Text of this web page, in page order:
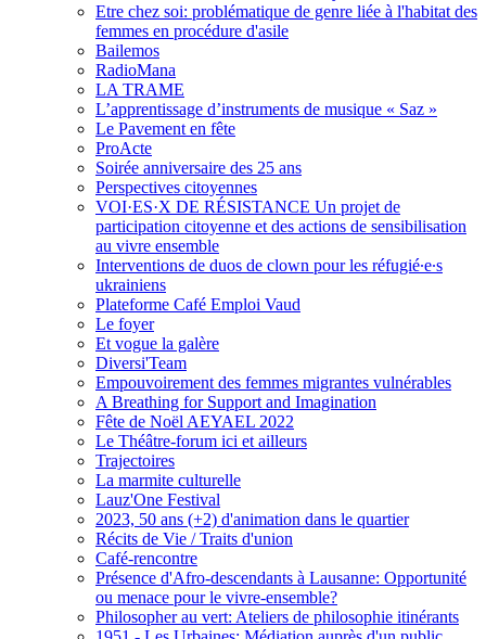
Etre chez soi: problématique de genre liée à l'habitat des
femmes en procédure d'asile
Bailemos
RadioMana
LA TRAME
L’apprentissage d’instruments de musique « Saz »
Le Pavement en fête
ProActe
Soirée anniversaire des 25 ans
Perspectives citoyennes
VOI·ES·X DE RÉSISTANCE Un projet de
participation citoyenne et des actions de sensibilisation
au vivre ensemble
Interventions de duos de clown pour les réfugié∙e∙s
ukrainiens
Plateforme Café Emploi Vaud
Le foyer
Et vogue la galère
Diversi'Team
Empouvoirement des femmes migrantes vulnérables
A Breathing for Support and Imagination
Fête de Noël AEYAEL 2022
Le Théâtre-forum ici et ailleurs
Trajectoires
La marmite culturelle
Lauz'One Festival
2023, 50 ans (+2) d'animation dans le quartier
Récits de Vie / Traits d'union
Café-rencontre
Présence d'Afro-descendants à Lausanne: Opportunité
ou menace pour le vivre-ensemble?
Philosopher au vert: Ateliers de philosophie itinérants